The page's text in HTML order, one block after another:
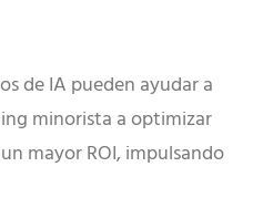
de IA pueden ayudar a
minorista a optimizar
mayor ROI, impulsando